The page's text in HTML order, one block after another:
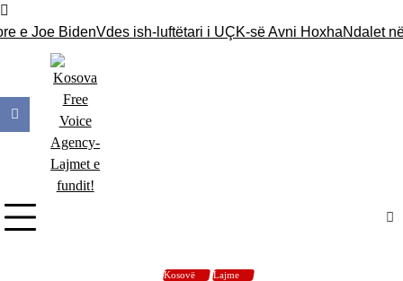
Skip
toe Joe BidenVdes ish-luftëtari i UÇK-së Avni HoxhaNdalet në
Kosovë Lajme